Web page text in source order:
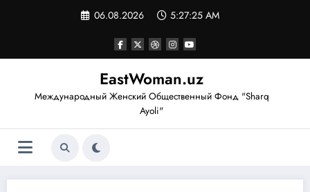
06.08.2026 5:27:26 AM
EastWoman.uz
Международный Женский Общественный Фонд "Sharq
Ayoli"